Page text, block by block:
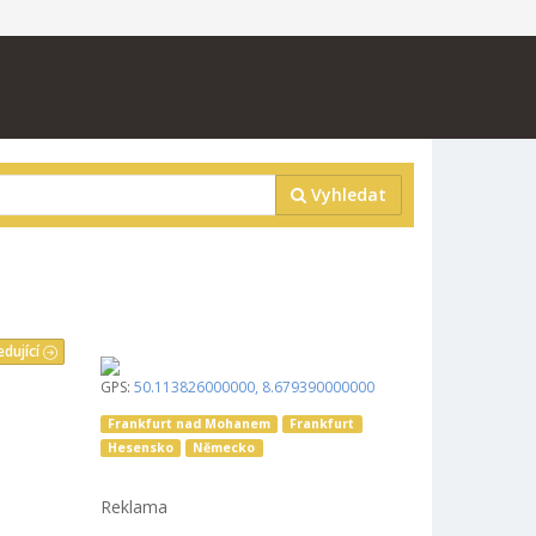
Vyhledat
GPS: 50.113826000000, 8.679390000000
Frankfurt nad Mohanem
Frankfurt
Hesensko
Německo
Reklama